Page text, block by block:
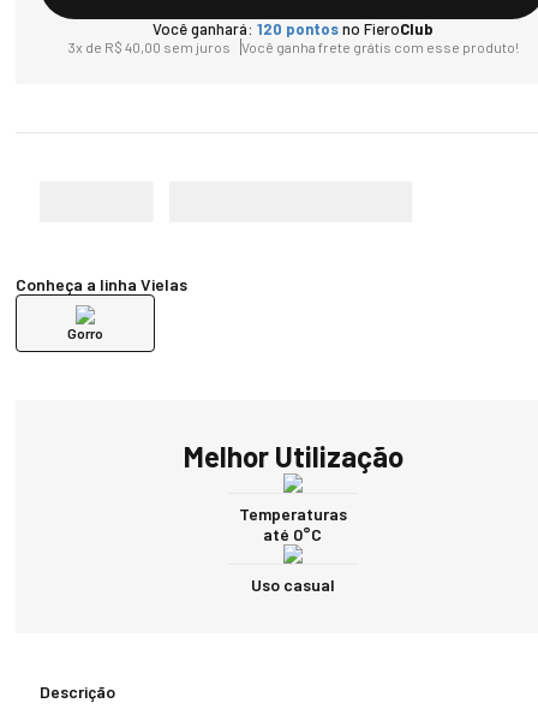
Você ganhará: 120 pontosno FieroClub
3x de R$ 40,00 sem juros Você ganha frete grátis com esse produto!
Conheça a linha Vielas
Gorro
Melhor Utilização
Temperaturas
até 0°C
Uso casual
Descrição